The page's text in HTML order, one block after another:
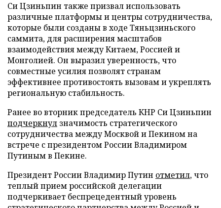
Си Цзиньпин также призвал использовать
различные платформы и центры сотрудничества,
которые были созданы в ходе Тяньцзиньского
саммита, для расширения масштабов
взаимодействия между Китаем, Россией и
Монголией. Он выразил уверенность, что
совместные усилия позволят странам
эффективнее противостоять вызовам и укреплять
региональную стабильность.
Ранее во вторник председатель КНР Си Цзиньпин
подчеркнул значимость стратегического
сотрудничества между Москвой и Пекином на
встрече с президентом России Владимиром
Путиным в Пекине.
Президент России Владимир Путин отметил, что
теплый прием российской делегации
подчеркивает беспрецедентный уровень